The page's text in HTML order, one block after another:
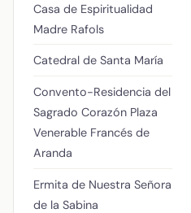
Casa de Espiritualidad
Madre Rafols
Catedral de Santa María
Convento-Residencia del
Sagrado Corazón Plaza
Venerable Francés de
Aranda
Ermita de Nuestra Señora
de la Sabina